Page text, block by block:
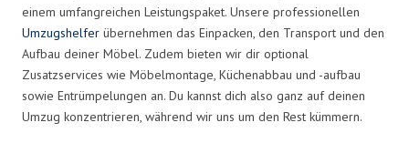
einem umfangreichen Leistungspaket. Unsere professionellen
Umzugshelfer übernehmen das Einpacken, den Transport und den
Aufbau deiner Möbel. Zudem bieten wir dir optional
Zusatzservices wie Möbelmontage, Küchenabbau und -aufbau
sowie Entrümpelungen an. Du kannst dich also ganz auf deinen
Umzug konzentrieren, während wir uns um den Rest kümmern.